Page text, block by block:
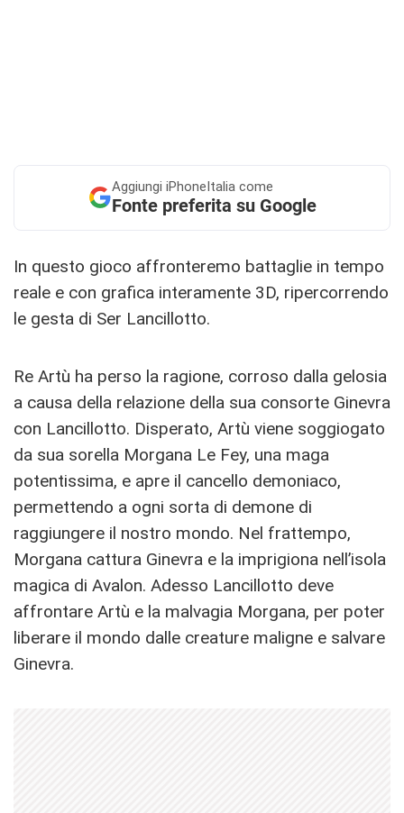
Aggiungi iPhoneItalia come
Fonte preferita su Google
In questo gioco affronteremo battaglie in tempo
reale e con grafica interamente 3D, ripercorrendo
le gesta di Ser Lancillotto.
Re Artù ha perso la ragione, corroso dalla gelosia
a causa della relazione della sua consorte Ginevra
con Lancillotto. Disperato, Artù viene soggiogato
da sua sorella Morgana Le Fey, una maga
potentissima, e apre il cancello demoniaco,
permettendo a ogni sorta di demone di
raggiungere il nostro mondo. Nel frattempo,
Morgana cattura Ginevra e la imprigiona nell’isola
magica di Avalon. Adesso Lancillotto deve
affrontare Artù e la malvagia Morgana, per poter
liberare il mondo dalle creature maligne e salvare
Ginevra.